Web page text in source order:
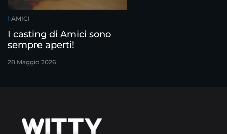
AMICI
I casting di Amici sono
sempre aperti!
28 Maggio 2026